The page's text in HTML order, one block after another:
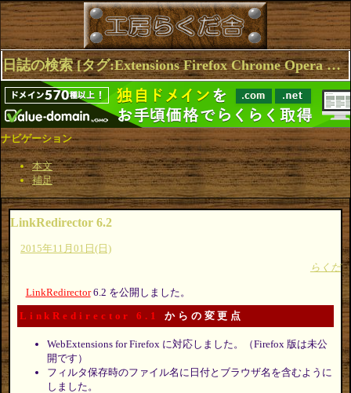
日誌の検索 [タグ:Extensions Firefox Chrome Opera LinkRedirector Browser] 1～5(5件中)
ナビゲーション
本文
補足
LinkRedirector 6.2
2015年11月01日(日)
らくだ
LinkRedirector6.2 を公開しました。
LinkRedirector 6.1 からの変更点
WebExtensions for Firefox に対応しました。（Firefox 版は未公
開です）
フィルタ保存時のファイル名に日付とブラウザ名を含むように
しました。